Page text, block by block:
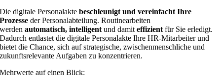
Die digitale Personalaktebeschleunigt und vereinfacht Ihre
Prozesse der Personalabteilung. Routinearbeiten
werdenautomatisch, intelligent und damiteffizient für Sie erledigt.
Dadurch entlastet die digitale Personalakte Ihre HR-Mitarbeiter und
bietet die Chance, sich auf strategische, zwischenmenschliche und
zukunftsrelevante Aufgaben zu konzentrieren.
Mehrwerte auf einen Blick: